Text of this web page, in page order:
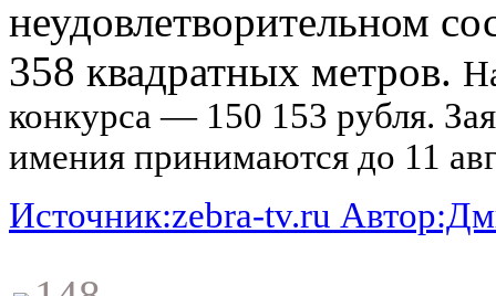
неудовлетворительном
358 квадратных метров.
конкурса — 150 153 рубля.
имения принимаются до 11
Источник:zebra-tv.ru